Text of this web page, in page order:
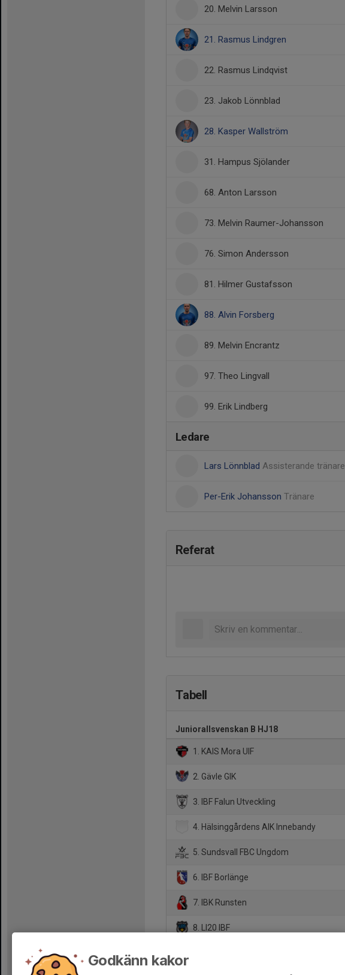
20. Melvin Larsson
21. Rasmus Lindgren
22. Rasmus Lindqvist
23. Jakob Lönnblad
28. Kasper Wallström
31. Hampus Sjölander
68. Anton Larsson
73. Melvin Raumer-Johansson
76. Simon Andersson
81. Hilmer Gustafsson
88. Alvin Forsberg
89. Melvin Encrantz
97. Theo Lingvall
99. Erik Lindberg
Ledare
Lars Lönnblad Assisterande tränare
Per-Erik Johansson Tränare
Referat
Tabell
Juniorallsvenskan B HJ18
1. KAIS Mora UIF
2. Gävle GIK
3. IBF Falun Utveckling
4. Hälsinggårdens AIK Innebandy
5. Sundsvall FBC Ungdom
6. IBF Borlänge
7. IBK Runsten
8. LI20 IBF
Godkänn kakor